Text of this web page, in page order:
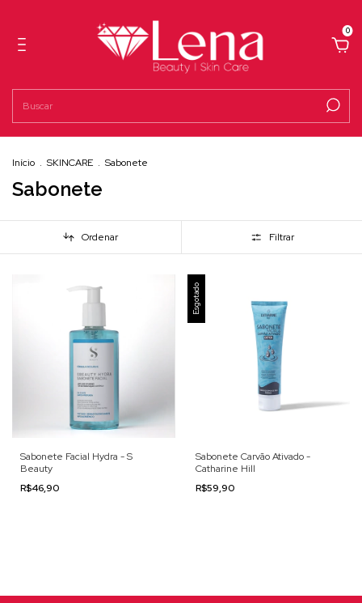
0
Início . SKINCARE . Sabonete
Sabonete
Ordenar Filtrar
Sabonete Facial Hydra - S
Beauty
R$46,90
Esgotado
Sabonete Carvão Ativado -
Catharine Hill
R$59,90